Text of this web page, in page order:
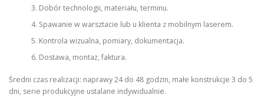
Dobór technologii, materiału, terminu.
Spawanie w warsztacie lub u klienta z mobilnym laserem.
Kontrola wizualna, pomiary, dokumentacja.
Dostawa, montaż, faktura.
Średni czas realizacji: naprawy 24 do 48 godzin, małe konstrukcje 3 do 5
dni, serie produkcyjne ustalane indywidualnie.